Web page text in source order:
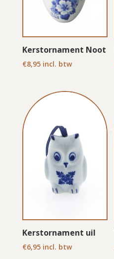
Kerstornament Noot
€8,95 incl. btw
Kerstornament uil
€6,95 incl. btw